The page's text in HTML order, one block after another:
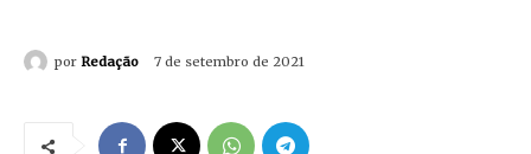
por Redação 7 de setembro de 2021